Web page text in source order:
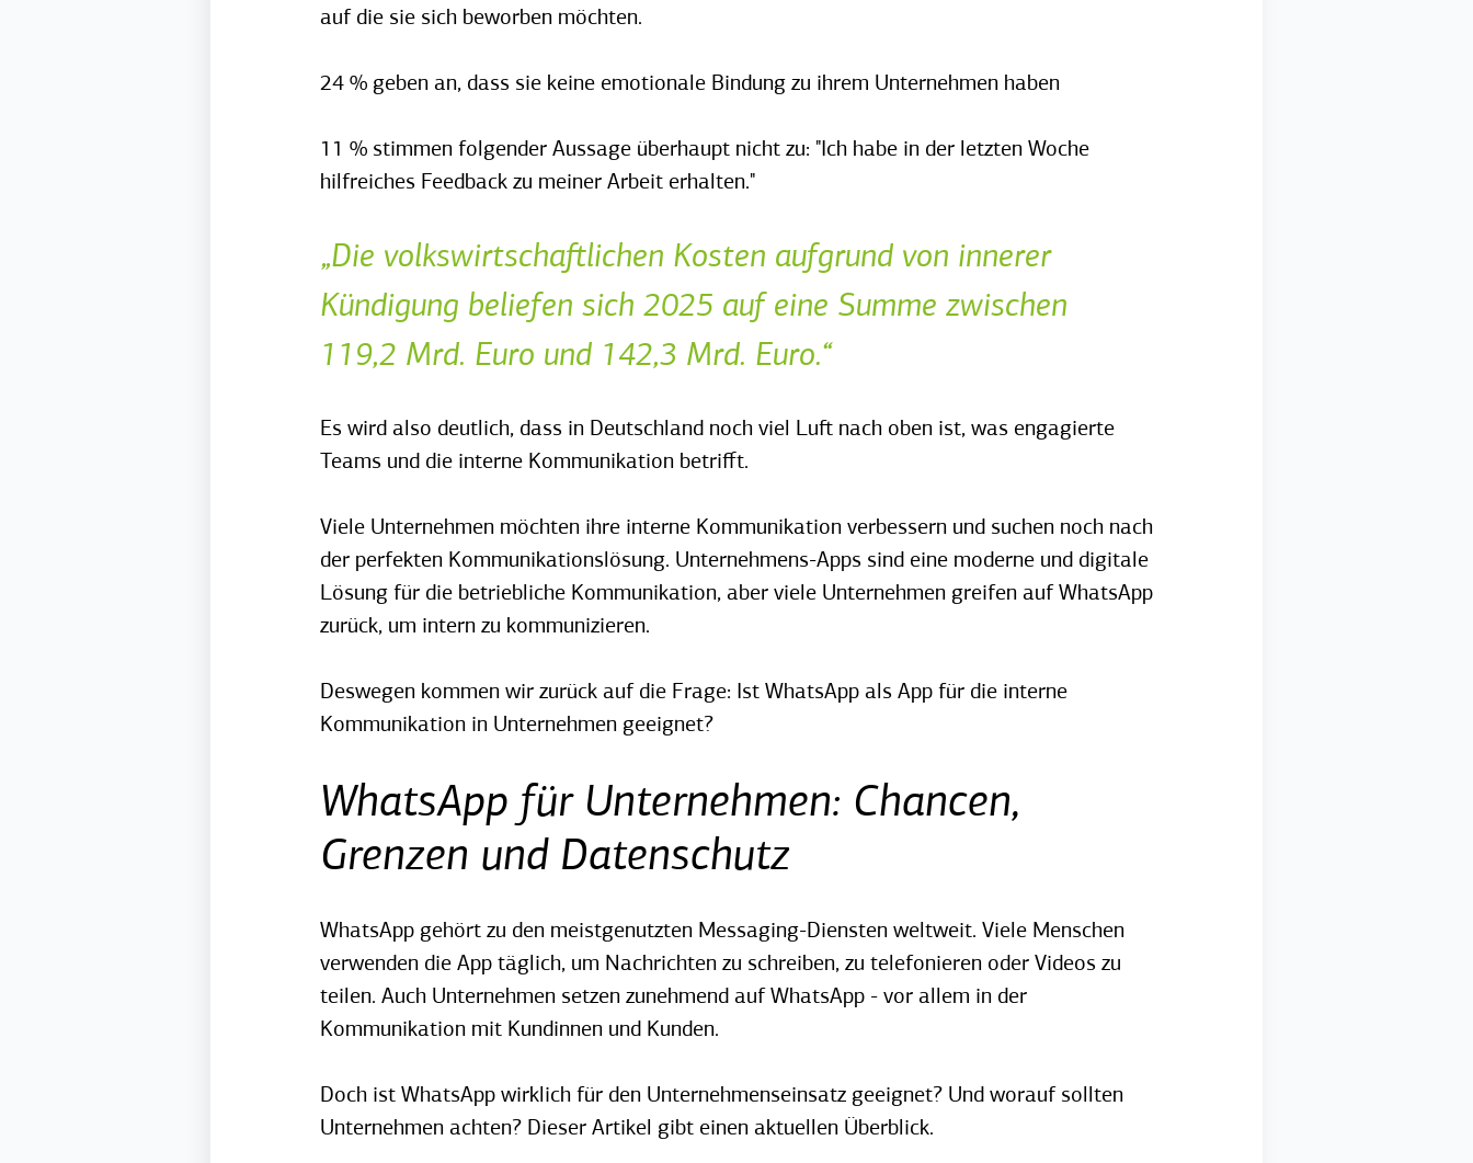
auf die sie sich beworben möchten.
24 % geben an, dass sie keine emotionale Bindung zu ihrem Unternehmen haben
11 % stimmen folgender Aussage überhaupt nicht zu: "Ich habe in der letzten Woche
hilfreiches Feedback zu meiner Arbeit erhalten."
„Die volkswirtschaftlichen Kosten aufgrund von innerer
Kündigung beliefen sich 2025 auf eine Summe zwischen
119,2 Mrd. Euro und 142,3 Mrd. Euro.“
Es wird also deutlich, dass in Deutschland noch viel Luft nach oben ist, was engagierte
Teams und die interne Kommunikation betrifft.
Viele Unternehmen möchten ihre interne Kommunikation verbessern und suchen noch nach
der perfekten Kommunikationslösung. Unternehmens-Apps sind eine moderne und digitale
Lösung für die betriebliche Kommunikation, aber viele Unternehmen greifen auf WhatsApp
zurück, um intern zu kommunizieren.
Deswegen kommen wir zurück auf die Frage: Ist WhatsApp als App für die interne
Kommunikation in Unternehmen geeignet?
WhatsApp für Unternehmen: Chancen,
Grenzen und Datenschutz
WhatsApp gehört zu den meistgenutzten Messaging-Diensten weltweit. Viele Menschen
verwenden die App täglich, um Nachrichten zu schreiben, zu telefonieren oder Videos zu
teilen. Auch Unternehmen setzen zunehmend auf WhatsApp - vor allem in der
Kommunikation mit Kundinnen und Kunden.
Doch ist WhatsApp wirklich für den Unternehmenseinsatz geeignet? Und worauf sollten
Unternehmen achten? Dieser Artikel gibt einen aktuellen Überblick.